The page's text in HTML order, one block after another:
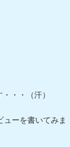
・・（汗）
ーを書いてみま